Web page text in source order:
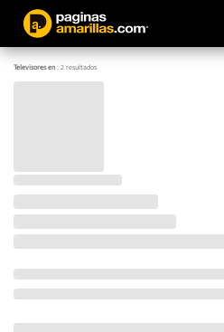
Televisores en:2resultados